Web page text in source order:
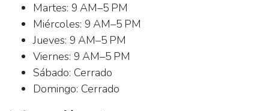
Martes: 9 AM–5 PM
Miércoles: 9 AM–5 PM
Jueves: 9 AM–5 PM
Viernes: 9 AM–5 PM
Sábado: Cerrado
Domingo: Cerrado